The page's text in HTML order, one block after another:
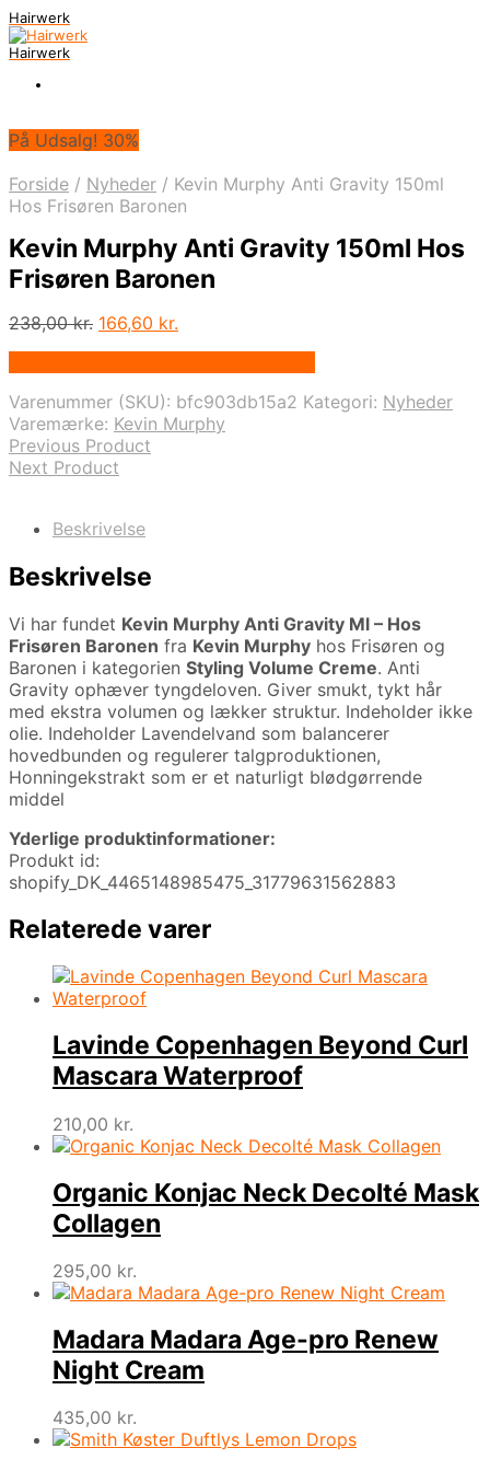
Hairwerk
Hairwerk
På Udsalg! 30%
Forside / Nyheder / Kevin Murphy Anti Gravity 150ml
Hos Frisøren Baronen
Kevin Murphy Anti Gravity 150ml Hos
Frisøren Baronen
238,00kr. Den
238,00 kr..
166,60 kr.
166,60 kr..
Varenummer (SKU): bfc903db15a2 Kategori: Nyheder
Varemærke: Kevin Murphy
Previous Product
Next Product
Beskrivelse
Beskrivelse
Vi har fundet Kevin Murphy Anti Gravity Ml – Hos
Frisøren Baronen fra Kevin Murphy hos Frisøren og
Baronen i kategorien Styling Volume Creme. Anti
Gravity ophæver tyngdeloven. Giver smukt, tykt hår
med ekstra volumen og lækker struktur. Indeholder ikke
olie. Indeholder Lavendelvand som balancerer
hovedbunden og regulerer talgproduktionen,
Honningekstrakt som er et naturligt blødgørrende
middel
Yderlige produktinformationer:
Produkt id:
shopify_DK_4465148985475_31779631562883
Relaterede varer
Lavinde Copenhagen Beyond Curl
Mascara Waterproof
210,00 kr.
Organic Konjac Neck Decolté Mask
Collagen
295,00 kr.
Madara Madara Age-pro Renew
Night Cream
435,00 kr.